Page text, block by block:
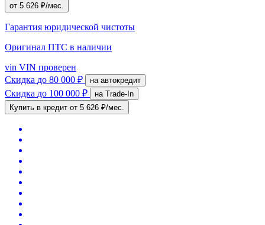
от 5 626 ₽/мес.
Гарантия юридической чистоты
Оригинал ПТС в наличии
vin VIN проверен
Скидка до 80 000 ₽ на автокредит
Скидка до 100 000 ₽
на Trade-In
Купить в кредит от 5 626 ₽/мес.